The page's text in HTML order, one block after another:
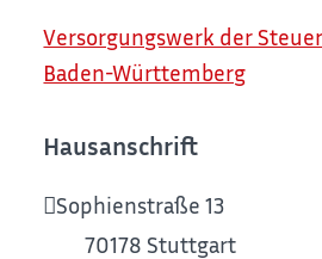
Versorgungswerk der
Baden-Württemberg
Hausanschrift
Sophienstraße 13
70178 Stuttgart